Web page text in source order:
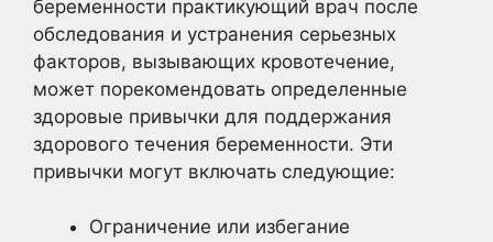
беременности практикующий врач после
обследования и устранения серьезных
факторов, вызывающих кровотечение,
может порекомендовать определенные
здоровые привычки для поддержания
здорового течения беременности. Эти
привычки могут включать следующие:
Ограничение или избегание